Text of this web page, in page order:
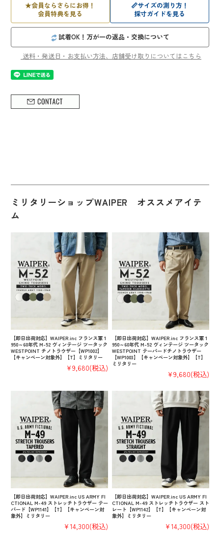
★会員ならさらにお得！
会員特典を見る
📏サイズの測り方！
採寸ガイドを見る
試着OK！万が一の返品・交換について
送料・発送日・お支払い方法、店舗受け取りについてはこちら
ミリタリーショップWAIPER オススメアイテ
ム
【即日出荷対応】WAIPER.inc フランス軍 1
950～60年代 M-52 ヴィンテージ ツータック
WESTPOINT チノトラウザー【WP1002】
【キャンペーン対象外】【T】ミリタリー
¥9,680(税込)
【即日出荷対応】WAIPER.inc フランス軍 1
950～60年代 M-52 ヴィンテージ ツータック
WESTPOINT テーパードチノトラウザー
【WP1003】【キャンペーン対象外】【T】
ミリタリー
¥9,680(税込)
【即日出荷対応】WAIPER.inc US ARMY FI
CTIONAL M-49 ストレッチトラウザー テー
パード【WP1141】【T】【キャンペーン対
象外】ミリタリー
¥14,300(税込)
【即日出荷対応】WAIPER.inc US ARMY FI
CTIONAL M-49 ストレッチトラウザー スト
レート【WP1142】【T】【キャンペーン対
象外】ミリタリー
¥14,300(税込)